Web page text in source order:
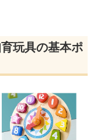
玩具の基本ポ